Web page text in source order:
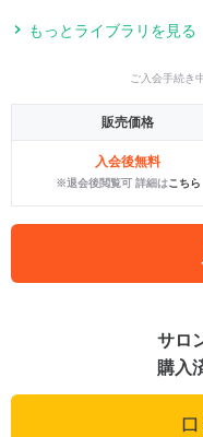
もっとライブラリを見る
ご入会手続き
販売価格
入会後無料
※退会後閲覧可 詳細はこちら
サロ
購入